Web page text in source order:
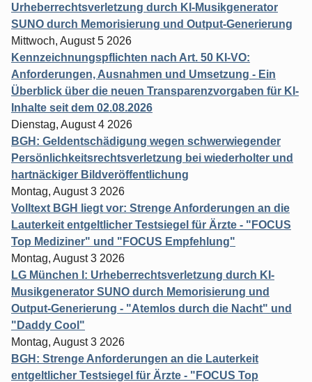
Urheberrechtsverletzung durch KI-Musikgenerator
SUNO durch Memorisierung und Output-Generierung
Mittwoch, August 5 2026
Kennzeichnungspflichten nach Art. 50 KI-VO:
Anforderungen, Ausnahmen und Umsetzung - Ein
Überblick über die neuen Transparenzvorgaben für KI-
Inhalte seit dem 02.08.2026
Dienstag, August 4 2026
BGH: Geldentschädigung wegen schwerwiegender
Persönlichkeitsrechtsverletzung bei wiederholter und
hartnäckiger Bildveröffentlichung
Montag, August 3 2026
Volltext BGH liegt vor: Strenge Anforderungen an die
Lauterkeit entgeltlicher Testsiegel für Ärzte - "FOCUS
Top Mediziner" und "FOCUS Empfehlung"
Montag, August 3 2026
LG München I: Urheberrechtsverletzung durch KI-
Musikgenerator SUNO durch Memorisierung und
Output-Generierung - "Atemlos durch die Nacht" und
"Daddy Cool"
Montag, August 3 2026
BGH: Strenge Anforderungen an die Lauterkeit
entgeltlicher Testsiegel für Ärzte - "FOCUS Top